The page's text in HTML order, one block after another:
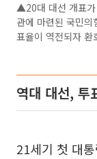
▲20대 대선 개표가
관에 마련된 국민
표율이 역전되자 환
역대 대선, 투
21세기 첫 대